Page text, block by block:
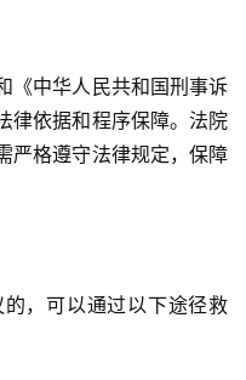
《中华人民共和国刑事诉
律依据和程序保障。法院
严格遵守法律规定，保障
，可以通过以下途径救